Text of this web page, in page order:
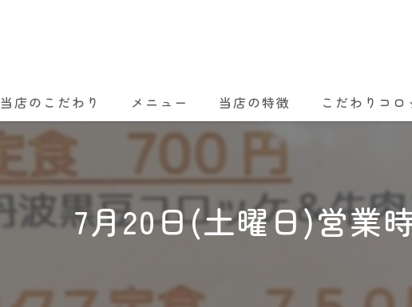
当店のこだわり メニュー 当店の特徴
ランチ
ディナー
コロッケ
こだわりコ
7月20日(土曜日)営業